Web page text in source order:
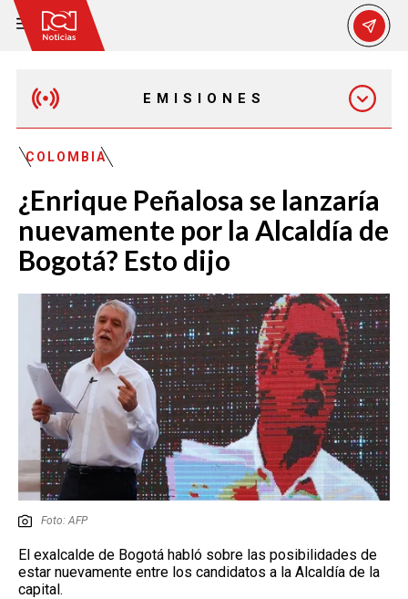
EMISIONES
EMISIÓN 7:00 PM
COLOMBIA
¿Enrique Peñalosa se lanzaría
nuevamente por la Alcaldía de
Bogotá? Esto dijo
Foto: AFP
El exalcalde de Bogotá habló sobre las posibilidades de
estar nuevamente entre los candidatos a la Alcaldía de la
capital.